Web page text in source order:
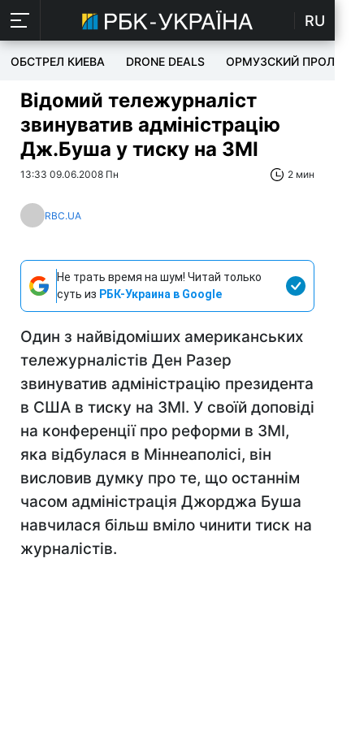
RU
ОБСТРЕЛ КИЕВА DRONE DEALS ОРМУЗСКИЙ ПРОЛИВ
Відомий тележурналіст
звинуватив адміністрацію
Дж.Буша у тиску на ЗМІ
13:33 09.06.2008 Пн 2 мин
RBC.UA
Не трать время на шум! Читай только
суть из РБК-Украина в Google
Один з найвідоміших американських
тележурналістів Ден Разер
звинуватив адміністрацію президента
в США в тиску на ЗМІ. У своїй доповіді
на конференції про реформи в ЗМІ,
яка відбулася в Міннеаполісі, він
висловив думку про те, що останнім
часом адміністрація Джорджа Буша
навчилася більш вміло чинити тиск на
журналістів.